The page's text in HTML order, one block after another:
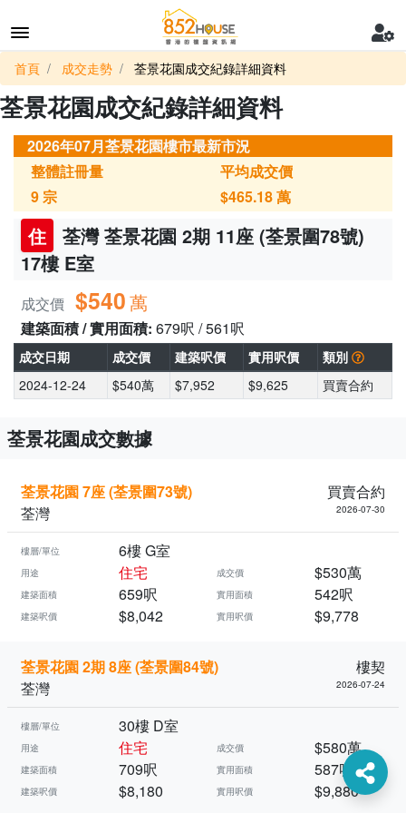
首頁 成交走勢 荃景花園成交紀錄詳細資料
荃景花園成交紀錄詳細資料
2026年07月荃景花園樓市最新市況
整體註冊量
9宗
平均成交價
$465.18萬
住
荃灣 荃景花園 2期 11座 (荃景圍78號)
17樓 E室
成交價 $540萬
建築面積 / 實用面積: 679呎 / 561呎
成交日期 成交價 建築呎價 實用呎價
類別
2024-12-24
$540萬 $7,952 $9,625 買賣合約
荃景花園成交數據
荃景花園 7座 (荃景圍73號)
買賣合約
荃灣
2026-07-30
樓層/單位 6樓 G室
用途 住宅 成交價 $530萬
建築面積 659呎 實用面積 542呎
建築呎價 $8,042 實用呎價 $9,778
荃景花園 2期 8座 (荃景圍84號)
樓契
荃灣
2026-07-24
樓層/單位 30樓 D室
用途 住宅 成交價 $580萬
建築面積 709呎 實用面積 587呎
建築呎價 $8,180 實用呎價 $9,880